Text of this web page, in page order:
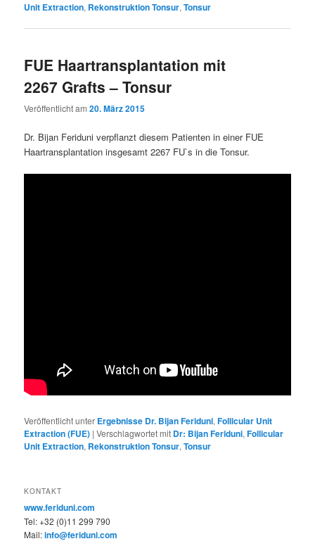
Unit Extraction, Rekonstruktion Tonsur,Tonsur
FUE Haartransplantation mit
2267 Grafts – Tonsur
Veröffentlicht am20. März 2015
Dr. Bijan Feriduni verpflanzt diesem Patienten in einer FUE
Haartransplantation insgesamt 2267 FU`s in die Tonsur.
Veröffentlicht unter Ergebnisse Dr. Bijan Feriduni,Follicular Unit
Extraction (FUE) |Verschlagwortet mit Dr: Bijan Feriduni,Follicular
Unit Extraction, Rekonstruktion Tonsur,Tonsur
KONTAKT
www.feriduni.com
Tel: +32 (0)11 299 790
Mail:info@feriduni.com